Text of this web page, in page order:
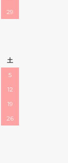
29
土
5
12
19
26